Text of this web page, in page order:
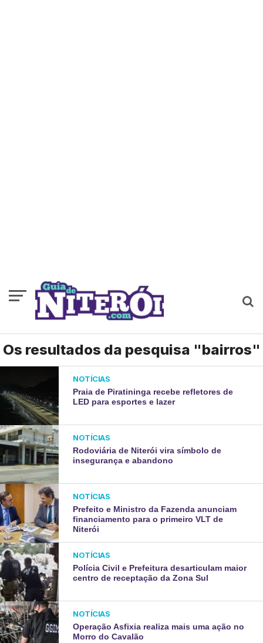
Os resultados da pesquisa "bairros"
NOTÍCIAS
Praia de Piratininga recebe refletores de
LED para esportes e lazer
NOTÍCIAS
Rodoviária de Niterói vira símbolo de
insegurança e abandono
NOTÍCIAS
Prefeito e Ministro da Fazenda anunciam
financiamento para o primeiro VLT de
Niterói
NOTÍCIAS
Polícia Civil e Prefeitura desarticulam maior
centro de receptação da Zona Sul
NOTÍCIAS
Operação Asfixia realiza mais uma ação no
Morro do Cavalão